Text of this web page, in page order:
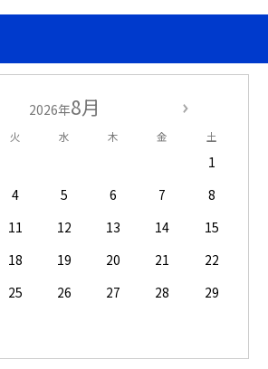
2026年8月
火 水 木 金 土
1
4 5 6 7
8
11 12 13 14
15
18 19 20 21
22
25 26 27 28
29